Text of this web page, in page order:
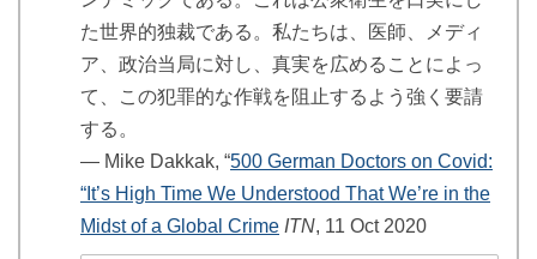
た世界的独裁である。私たちは、医師、メディ
ア、政治当局に対し、真実を広めることによっ
て、この犯罪的な作戦を阻止するよう強く要請
する。
― Mike Dakkak, “500 German Doctors on Covid:
“It’s High Time We Understood That We’re in the
Midst of a Global Crime ITN, 11 Oct 2020